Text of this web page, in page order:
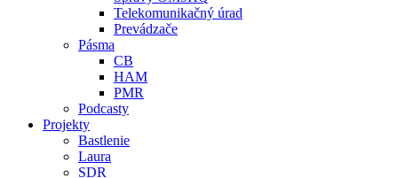
Telekomunikačný úrad
Prevádzače
Pásma
CB
HAM
PMR
Podcasty
Projekty
Bastlenie
Laura
SDR